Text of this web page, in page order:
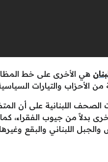
هي الأخرى على خط
الأحزاب والتيارات
الصحف اللبنانية على أن
بدلاً من جيوب الفقراء،
اللبناني والبقع